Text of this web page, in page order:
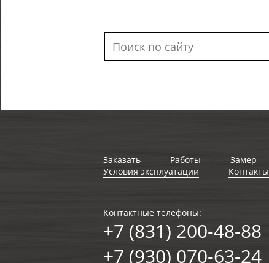
Заказать Работы Замер
Условия эксплуатации
Контакты
Контактные телефоны:
+7 (831) 200-48-88
+7 (930) 070-63-24